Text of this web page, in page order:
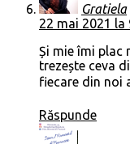
Gratiela
22 mai 2021 la
Și mie îmi plac
trezește ceva
fiecare din noi
Răspunde